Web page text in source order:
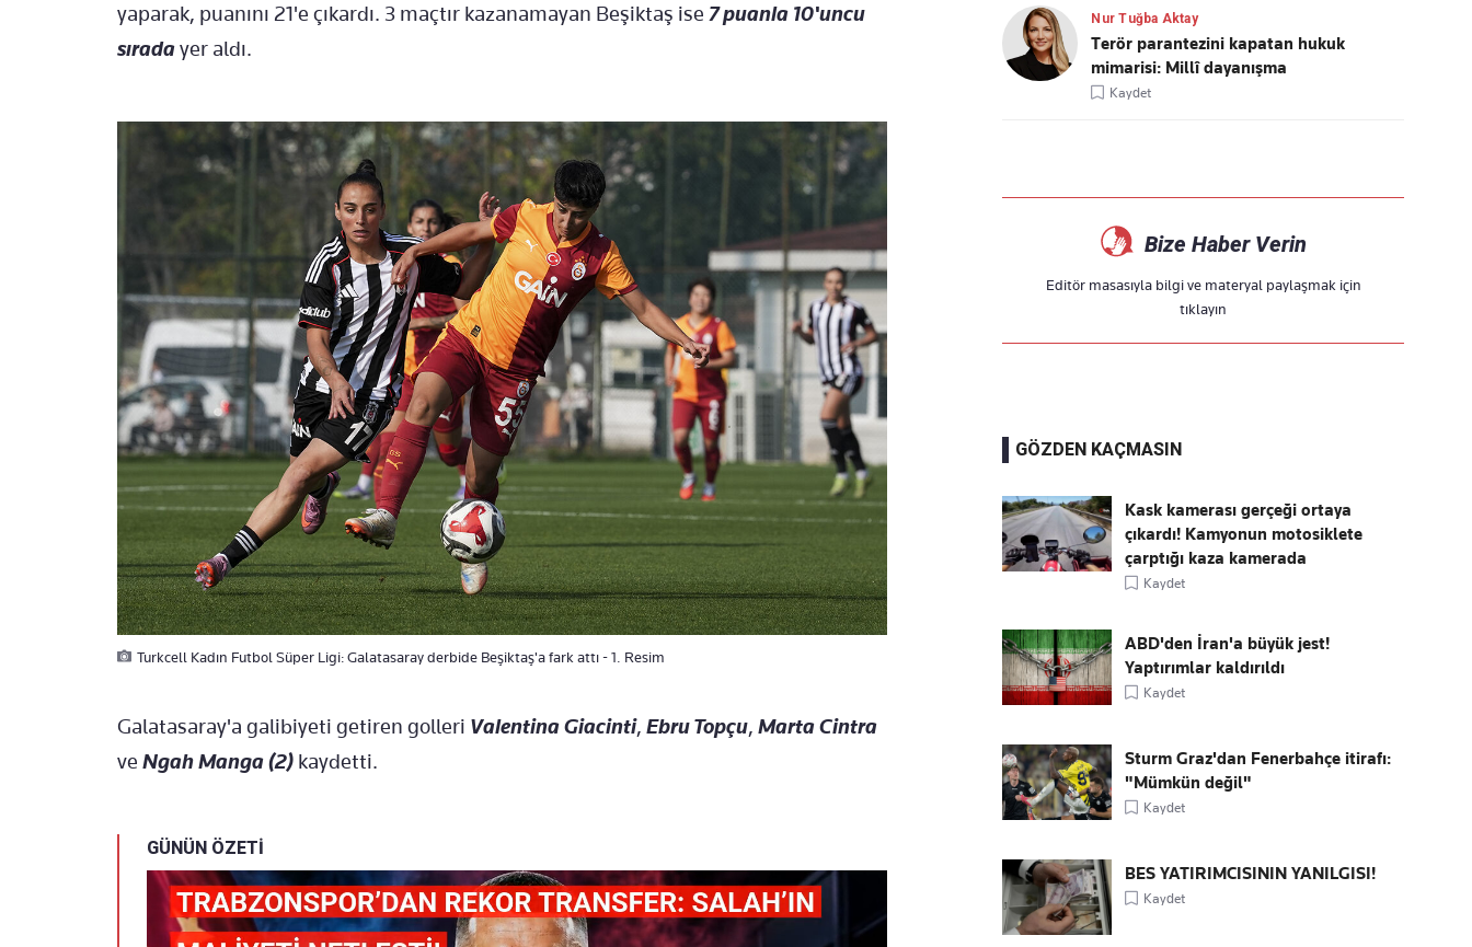
yaparak, puanını 21'e çıkardı. 3 maçtır kazanamayan Beşiktaş ise 7 puanla 10'uncu
sıradayer aldı.
Turkcell Kadın Futbol Süper Ligi: Galatasaray derbide Beşiktaş'a fark attı - 1. Resim
Galatasaray'a galibiyeti getiren golleri Valentina Giacinti️, Ebru Topçu, Marta Cintra
ve Ngah Manga(2) kaydetti.
GÜNÜN ÖZETİ
Nur Tuğba Aktay
Terör parantezini kapatan hukuk
mimarisi: Millî dayanışma
Kaydet
Bize Haber Verin
Editör masasıyla bilgi ve materyal paylaşmak için
tıklayın
GÖZDEN KAÇMASIN
Kask kamerası gerçeği ortaya
çıkardı! Kamyonun motosiklete
çarptığı kaza kamerada
Kaydet
ABD'den İran'a büyük jest!
Yaptırımlar kaldırıldı
Kaydet
Sturm Graz'dan Fenerbahçe itirafı:
"Mümkün değil"
Kaydet
BES YATIRIMCISININ YANILGISI!
Kaydet